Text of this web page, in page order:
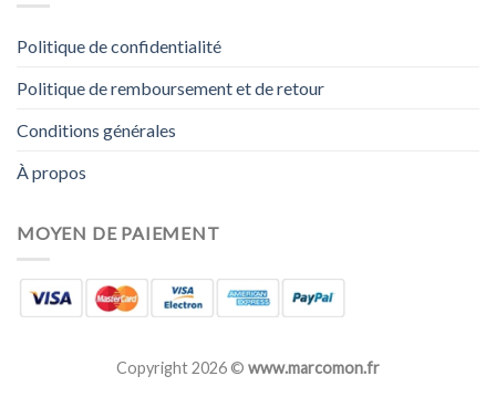
Politique de confidentialité
Politique de remboursement et de retour
Conditions générales
À propos
MOYEN DE PAIEMENT
Copyright 2026 © www.marcomon.fr